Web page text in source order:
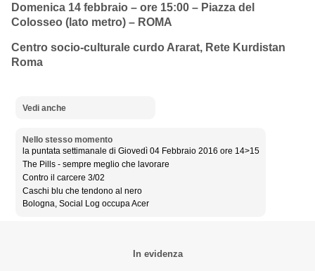
Domenica 14 febbraio – ore 15:00 – Piazza del
Colosseo (lato metro) – ROMA
Centro socio-culturale curdo Ararat, Rete Kurdistan
Roma
Vedi anche
Nello stesso momento
la puntata settimanale di Giovedì 04 Febbraio 2016 ore 14>15
The Pills - sempre meglio che lavorare
Contro il carcere 3/02
Caschi blu che tendono al nero
Bologna, Social Log occupa Acer
In evidenza